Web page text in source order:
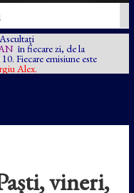
în fiecare zi, de la
Fiecare emisiune este
Alex.
vineri,